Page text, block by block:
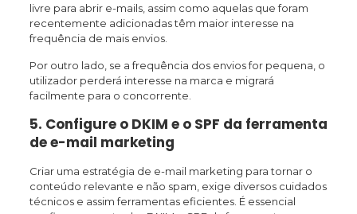
livre para abrir e-mails, assim como aquelas que foram
recentemente adicionadas têm maior interesse na
frequência de mais envios.
Por outro lado, se a frequência dos envios for pequena, o
utilizador perderá interesse na marca e migrará
facilmente para o concorrente.
5. Configure o DKIM e o SPF da ferramenta
de e-mail marketing
Criar uma estratégia de e-mail marketing para tornar o
conteúdo relevante e não spam, exige diversos cuidados
técnicos e assim ferramentas eficientes. É essencial